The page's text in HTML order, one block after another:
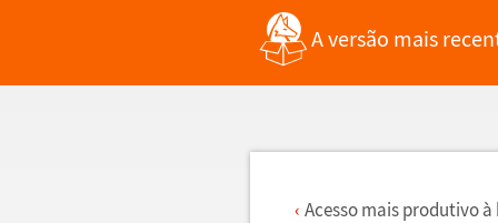
Voltar para Últimas Novidades
A versão mais
Acesso mais produtivoà